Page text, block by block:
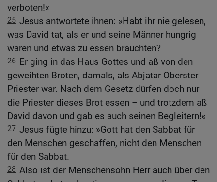
verboten!«
25 Jesus antwortete ihnen: »Habt ihr nie gelesen,
was David tat, als er und seine Männer hungrig
waren und etwas zu essen brauchten?
26 Er ging in das Haus Gottes und aß von den
geweihten Broten, damals, als Abjatar Oberster
Priester war. Nach dem Gesetz dürfen doch nur
die Priester dieses Brot essen – und trotzdem aß
David davon und gab es auch seinen Begleitern!«
27 Jesus fügte hinzu: »Gott hat den Sabbat für
den Menschen geschaffen, nicht den Menschen
für den Sabbat.
28 Also ist der Menschensohn Herr auch über den